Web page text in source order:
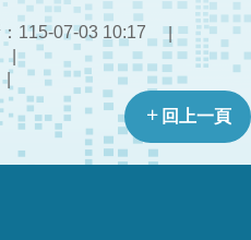
115-07-03 10:17
回上一頁